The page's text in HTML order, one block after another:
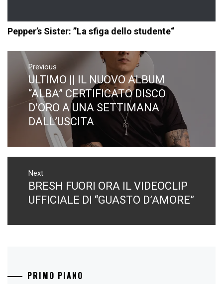
Pepper’s Sister: ”La sfiga dello studente“
Navigazione
articoli
Previous
Previous
post:
ULTIMO || IL NUOVO ALBUM
“ALBA” CERTIFICATO DISCO
D’ORO A UNA SETTIMANA
DALL’USCITA
Next
Next
post:
BRESH FUORI ORA IL VIDEOCLIP
UFFICIALE DI “GUASTO D’AMORE”
PRIMO PIANO